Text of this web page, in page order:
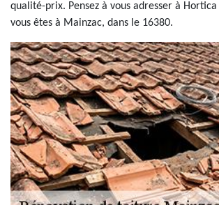
qualité-prix. Pensez à vous adresser à
vous êtes à Mainzac, dans le 16380.